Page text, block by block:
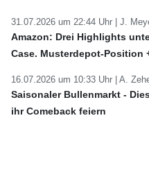
31.07.2026 um 22:44 Uhr | J.
Amazon: Drei Highlights
Case. Musterdepot-Position
16.07.2026 um 10:33 Uhr | A.
Saisonaler Bullenmarkt -
ihr Comeback feiern